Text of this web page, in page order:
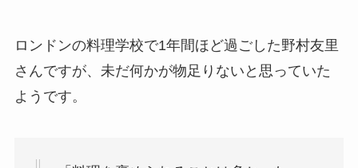
ロンドンの料理学校で1年間ほど過ごした野村友里
さんですが、未だ何かが物足りないと思っていた
ようです。